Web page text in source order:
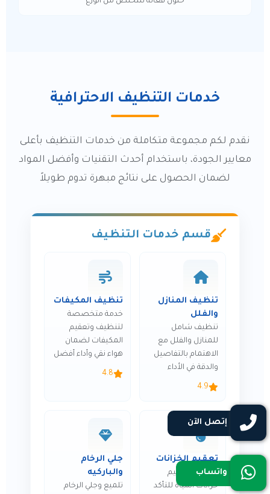
خدمات التنظيف الاحترافية
نقدم لكم مجموعة متكاملة من خدمات التنظيف بأعلى
معايير الجودة، باستخدام أحدث التقنيات وأفضل المواد
لضمان الحصول على نتائج مبهرة تدوم طويلاً
قسم خدمات التنظيف
تنظيف المنازل
والفلل
تنظيف شامل
للمنازل والفلل مع
الاهتمام بالتفاصيل
والدقة في الأداء
4.9
تنظيف المكيفات
خدمة متخصصة
لتنظيف وتعقيم
المكيفات لضمان
هواء نقي وأداء أفضل
4.8
تعقيم الخزانات
تنظيف وتعقيم
خزانات المياه للتأكد
جلي الرخام
والباركيه
تلميع وجلي الرخام
إتصل الآن
واتساب